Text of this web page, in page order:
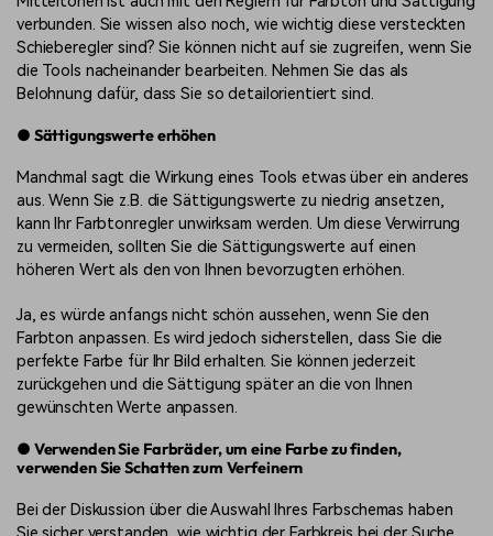
verbunden. Sie wissen also noch, wie wichtig diese versteckten
Schieberegler sind? Sie können nicht auf sie zugreifen, wenn Sie
die Tools nacheinander bearbeiten. Nehmen Sie das als
Belohnung dafür, dass Sie so detailorientiert sind.
● Sättigungswerte erhöhen
Manchmal sagt die Wirkung eines Tools etwas über ein anderes
aus. Wenn Sie z.B. die Sättigungswerte zu niedrig ansetzen,
kann Ihr Farbtonregler unwirksam werden. Um diese Verwirrung
zu vermeiden, sollten Sie die Sättigungswerte auf einen
höheren Wert als den von Ihnen bevorzugten erhöhen.
Ja, es würde anfangs nicht schön aussehen, wenn Sie den
Farbton anpassen. Es wird jedoch sicherstellen, dass Sie die
perfekte Farbe für Ihr Bild erhalten. Sie können jederzeit
zurückgehen und die Sättigung später an die von Ihnen
gewünschten Werte anpassen.
● Verwenden Sie Farbräder, um eine Farbe zu finden,
verwenden Sie Schatten zum Verfeinern
Bei der Diskussion über die Auswahl Ihres Farbschemas haben